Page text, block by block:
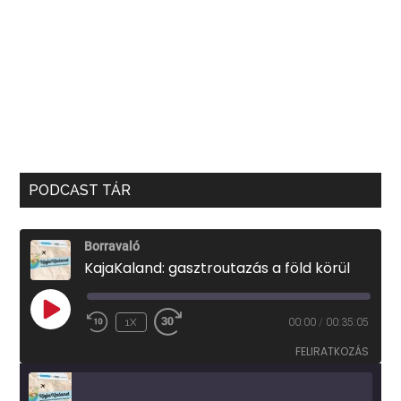
PODCAST TÁR
Borravaló
KajaKaland: gasztroutazás a föld körül
PLAY
EPISODE
1X 00:00 / 00:35:05
FELIRATKOZÁS